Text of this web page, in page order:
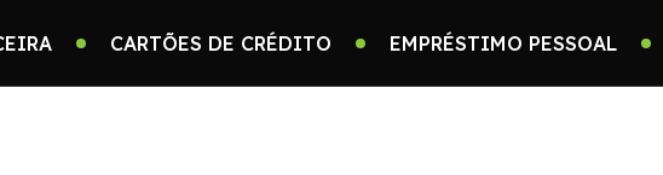
CARTÕES DE CRÉDITO EMPRÉSTIMO PESSOAL